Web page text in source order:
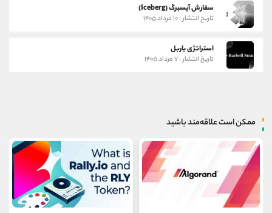
سفارش آیسبرگ (Iceberg)
تاریخ انتشار : ۱۰ مرداد ۱۴۰۵
استراتژی باربل
تاریخ انتشار : ۷ مرداد ۱۴۰۵
ممکن است علاقه‌مند باشید